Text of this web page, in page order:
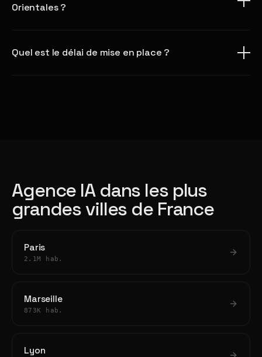
Orientales ?
Quel est le délai de mise en place ?
Agence IA dans les plus
grandes villes de France
Paris
2.1M hab.
Marseille
873K hab.
Lyon